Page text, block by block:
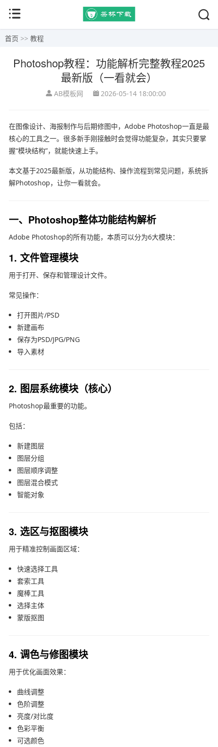
首页 >> 教程
Photoshop教程：功能解析完整教程2025
最新版（一看就会）
AB模板网 2026-05-14 18:00:00
在图像设计、海报制作与后期修图中， Adobe Photoshop一直是最
核心的工具之一。很多新手刚接触时会觉得功能复杂，其实只要掌
握“模块结构”，就能快速上手。
本文基于2025最新版，从功能结构、操作流程到常见问题，系统拆
解Photoshop，让你一看就会。
一、Photoshop整体功能结构解析
Adobe Photoshop的所有功能，本质可以分为6大模块：
1. 文件管理模块
用于打开、保存和管理设计文件。
常见操作：
打开图片/PSD
新建画布
保存为PSD/JPG/PNG
导入素材
2. 图层系统模块（核心）
Photoshop最重要的功能。
包括：
新建图层
图层分组
图层顺序调整
图层混合模式
智能对象
3. 选区与抠图模块
用于精准控制画面区域：
快速选择工具
套索工具
魔棒工具
选择主体
蒙版抠图
4. 调色与修图模块
用于优化画面效果：
曲线调整
色阶调整
亮度/对比度
色彩平衡
可选颜色